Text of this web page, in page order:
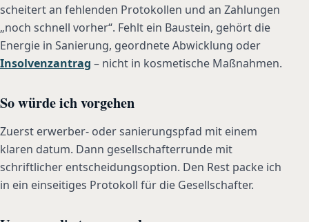
scheitert an fehlenden Protokollen und an Zahlungen
„noch schnell vorher“. Fehlt ein Baustein, gehört die
Energie in Sanierung, geordnete Abwicklung oder
Insolvenzantrag – nicht in kosmetische Maßnahmen.
So würde ich vorgehen
Zuerst erwerber- oder sanierungspfad mit einem
klaren datum. Dann gesellschafterrunde mit
schriftlicher entscheidungsoption. Den Rest packe ich
in ein einseitiges Protokoll für die Gesellschafter.